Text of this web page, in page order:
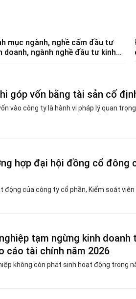
mục ngành, nghề cấm đầu tư
doanh, ngành nghề đầu tư kinh
góp vốn bằng tài sản cố
vào công ty là hành vi pháp lý quan trọng,
hợp đại hội đồng cổ đông
động của công ty cổ phần, Kiểm soát viên
tạm ngừng kinh
cáo tài chính năm 2026
không còn phát sinh hoạt động trong